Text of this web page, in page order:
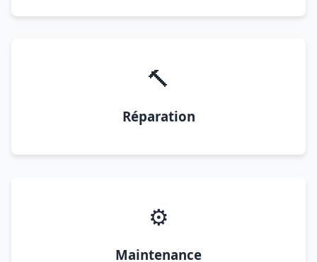
🔨
Réparation
⚙️
Maintenance